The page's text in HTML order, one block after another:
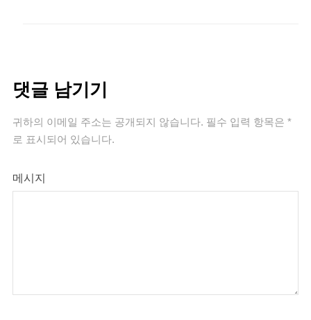
댓글 남기기
귀하의 이메일 주소는 공개되지 않습니다. 필수 입력 항목은 *
로 표시되어 있습니다.
메시지